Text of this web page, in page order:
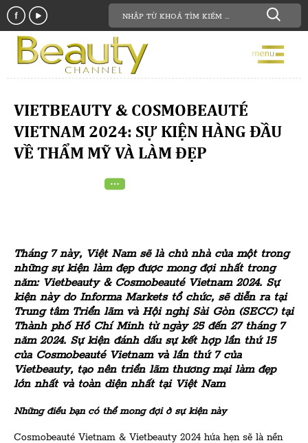
VIETBEAUTY & COSMOBEAUTÉ
VIETNAM 2024: SỰ KIỆN HÀNG ĐẦU
VỀ THẨM MỸ VÀ LÀM ĐẸP
Tháng 7 này, Việt Nam sẽ là chủ nhà của một trong
những sự kiện làm đẹp được mong đợi nhất trong
năm: Vietbeauty & Cosmobeauté Vietnam 2024. Sự
kiện này do Informa Markets tổ chức, sẽ diễn ra tại
Trung tâm Triển lãm và Hội nghị Sài Gòn (SECC) tại
Thành phố Hồ Chí Minh từ ngày 25 đến 27 tháng 7
năm 2024. Sự kiện đánh dấu sự kết hợp lần thứ 15
của Cosmobeauté Vietnam và lần thứ 7 của
Vietbeauty, tạo nên triển lãm thương mại làm đẹp
lớn nhất và toàn diện nhất tại Việt Nam
Những điều bạn có thể mong đợi ở sự kiện này
Cosmobeauté Vietnam & Vietbeauty 2024 hứa hẹn sẽ là nền